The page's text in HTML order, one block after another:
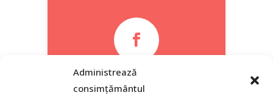
Administrează
consimțământul

Facebook